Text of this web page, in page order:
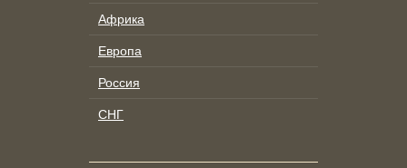
Африка
Европа
Россия
СНГ